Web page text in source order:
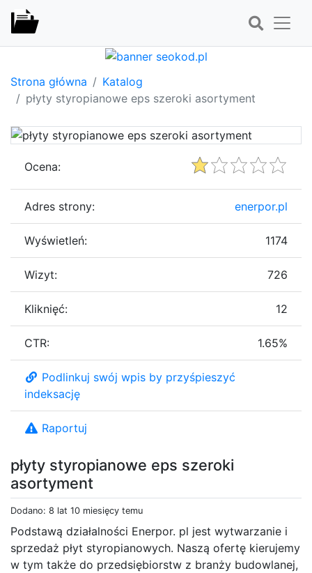
Strona główna
Katalog
płyty styropianowe eps szeroki asortyment
płyty styropianowe eps szeroki
asortyment
Dodano: 8 lat 10 miesięcy temu
Podstawą działalności Enerpor. pl jest wytwarzanie i
sprzedaż płyt styropianowych. Naszą ofertę kierujemy
w tym także do przedsiębiorstw z branży budowlanej,
Ocena:
Adres strony: enerpor.pl
Wyświetleń: 1174
Wizyt: 726
Kliknięć: 12
CTR: 1.65%
Podlinkuj swój wpis by przyśpieszyć
indeksację
Raportuj